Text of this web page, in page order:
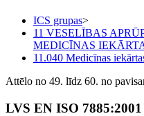
ICS grupas>
11 VESELĪBAS
MEDICĪNAS
11.040 Medicīnas
Attēlo no 49. līdz 60. no
LVS EN ISO 7885:2001